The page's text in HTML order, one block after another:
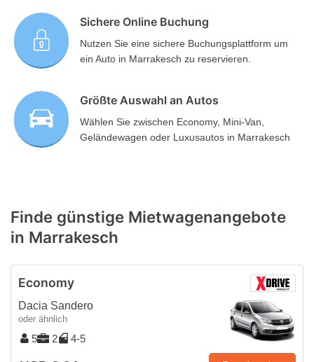
Sichere Online Buchung
Nutzen Sie eine sichere Buchungsplattform um
ein Auto in Marrakesch zu reservieren.
Größte Auswahl an Autos
Wählen Sie zwischen Economy, Mini-Van,
Geländewagen oder Luxusautos in Marrakesch
Finde günstige Mietwagenangebote
in Marrakesch
Economy
Dacia Sandero
oder ähnlich
5 2 4-5